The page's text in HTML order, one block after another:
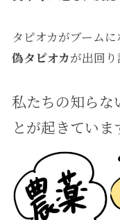
タピオカがブームに
偽タピオカが出回り
私たちの知らな
とが起きていま